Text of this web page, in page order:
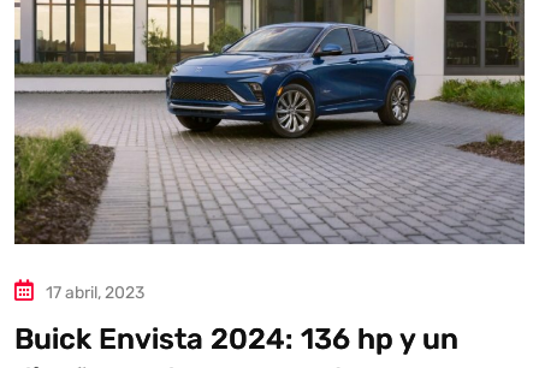
17 abril, 2023
Buick Envista 2024: 136 hp y un
Estoy aquí para encontrar lo que necesitas. ¿Qué estás
buscando? "Este asistente con IA (OpenAI) ofrece
información referencial que puede contener errores.
Asistente con IA en desarrollo. Autoanalítica optimiza
diariamente su exactitud."